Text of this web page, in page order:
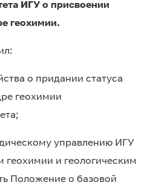
ИГУ о присвоении
геохимии.
о придании статуса
геохимии
управлению ИГУ
геохимии и геологическим
Положение о базовой